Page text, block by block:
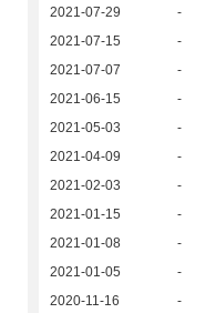
2021-07-29
-
2021-07-15
-
2021-07-07
-
2021-06-15
-
2021-05-03
-
2021-04-09
-
2021-02-03
-
2021-01-15
-
2021-01-08
-
2021-01-05
-
2020-11-16
-